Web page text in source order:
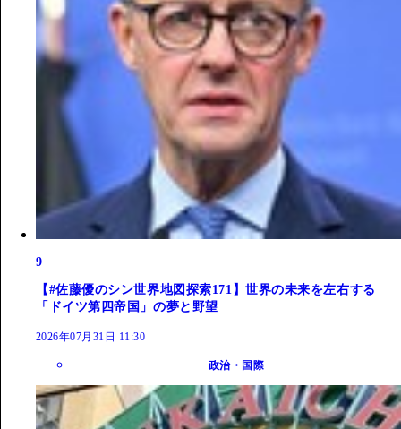
9
【#佐藤優のシン世界地図探索171】世界の未来を左右する
「ドイツ第四帝国」の夢と野望
2026年07月31日 11:30
政治・国際